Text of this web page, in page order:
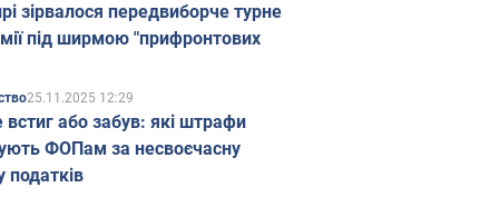
зірвалося передвиборче турне
під ширмою "прифронтових
25.11.2025 12:29
встиг або забув: які штрафи
ФОПам за несвоєчасну
податків